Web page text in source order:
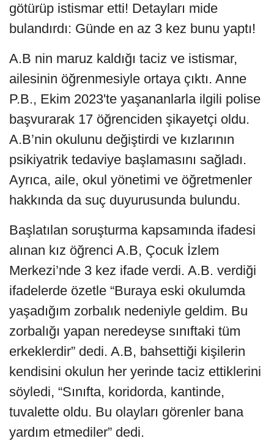
götürüp istismar etti! Detayları mide
bulandırdı: Günde en az 3 kez bunu yaptı!
A.B nin maruz kaldığı taciz ve istismar,
ailesinin öğrenmesiyle ortaya çıktı. Anne
P.B., Ekim 2023'te yaşananlarla ilgili polise
başvurarak 17 öğrenciden şikayetçi oldu.
A.B’nin okulunu değiştirdi ve kızlarının
psikiyatrik tedaviye başlamasını sağladı.
Ayrıca, aile, okul yönetimi ve öğretmenler
hakkında da suç duyurusunda bulundu.
Başlatılan soruşturma kapsamında ifadesi
alınan kız öğrenci A.B, Çocuk İzlem
Merkezi’nde 3 kez ifade verdi. A.B. verdiği
ifadelerde özetle “Buraya eski okulumda
yaşadığım zorbalık nedeniyle geldim. Bu
zorbalığı yapan neredeyse sınıftaki tüm
erkeklerdir” dedi. A.B, bahsettiği kişilerin
kendisini okulun her yerinde taciz ettiklerini
söyledi, “Sınıfta, koridorda, kantinde,
tuvalette oldu. Bu olayları görenler bana
yardım etmediler” dedi.